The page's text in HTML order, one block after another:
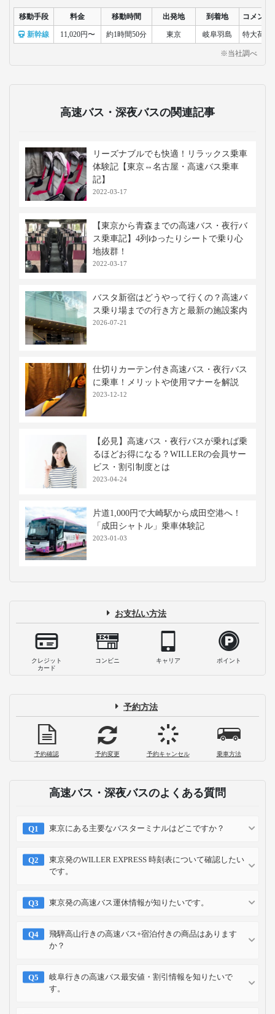
移動手段 料金 移動時間 出発地 到着地 コメント
新幹線 11,020円〜 約1時間50分 東京 岐阜羽島 特大荷物
※当社調べ
高速バス・深夜バスの関連記事
リーズナブルでも快適！リラックス乗車
体験記【東京⇔名古屋・高速バス乗車
記】
2022-03-17
【東京から青森までの高速バス・夜行バ
ス乗車記】4列ゆったりシートで乗り心
地抜群！
2022-03-17
バスタ新宿はどうやって行くの？高速バ
ス乗り場までの行き方と最新の施設案内
2026-07-21
仕切りカーテン付き高速バス・夜行バス
に乗車！メリットや使用マナーを解説
2023-12-12
【必見】高速バス・夜行バスが乗れば乗
るほどお得になる？WILLERの会員サー
ビス・割引制度とは
2023-04-24
片道1,000円で大崎駅から成田空港へ！
「成田シャトル」乗車体験記
2023-01-03
お支払い方法
クレジット
カード
コンビニ キャリア ポイント
予約方法
予約確認 予約変更 予約キャンセル 乗車方法
高速バス・深夜バスのよくある質問
東京にある主要なバスターミナルはどこですか？
東京発のWILLER EXPRESS 時刻表について確認したい
です。
東京発の高速バス運休情報が知りたいです。
飛騨高山行きの高速バス+宿泊付きの商品はあります
か？
岐阜行きの高速バス最安値・割引情報を知りたいで
す。